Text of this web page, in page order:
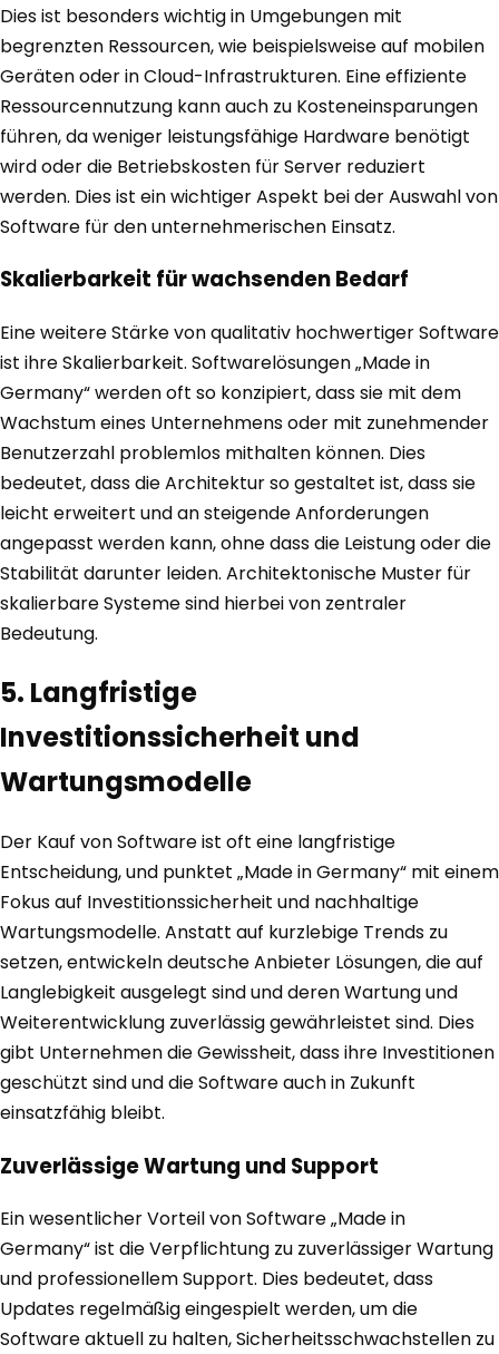
Dies ist besonders wichtig in Umgebungen mit
begrenzten Ressourcen, wie beispielsweise auf mobilen
Geräten oder in Cloud-Infrastrukturen. Eine effiziente
Ressourcennutzung kann auch zu Kosteneinsparungen
führen, da weniger leistungsfähige Hardware benötigt
wird oder die Betriebskosten für Server reduziert
werden. Dies ist ein wichtiger Aspekt bei der Auswahl von
Software für den unternehmerischen Einsatz.
Skalierbarkeit für wachsenden Bedarf
Eine weitere Stärke von qualitativ hochwertiger Software
ist ihre Skalierbarkeit. Softwarelösungen „Made in
Germany“ werden oft so konzipiert, dass sie mit dem
Wachstum eines Unternehmens oder mit zunehmender
Benutzerzahl problemlos mithalten können. Dies
bedeutet, dass die Architektur so gestaltet ist, dass sie
leicht erweitert und an steigende Anforderungen
angepasst werden kann, ohne dass die Leistung oder die
Stabilität darunter leiden. Architektonische Muster für
skalierbare Systeme sind hierbei von zentraler
Bedeutung.
5. Langfristige
Investitionssicherheit und
Wartungsmodelle
Der Kauf von Software ist oft eine langfristige
Entscheidung, und punktet „Made in Germany“ mit einem
Fokus auf Investitionssicherheit und nachhaltige
Wartungsmodelle. Anstatt auf kurzlebige Trends zu
setzen, entwickeln deutsche Anbieter Lösungen, die auf
Langlebigkeit ausgelegt sind und deren Wartung und
Weiterentwicklung zuverlässig gewährleistet sind. Dies
gibt Unternehmen die Gewissheit, dass ihre Investitionen
geschützt sind und die Software auch in Zukunft
einsatzfähig bleibt.
Zuverlässige Wartung und Support
Ein wesentlicher Vorteil von Software „Made in
Germany“ ist die Verpflichtung zu zuverlässiger Wartung
und professionellem Support. Dies bedeutet, dass
Updates regelmäßig eingespielt werden, um die
Software aktuell zu halten, Sicherheitsschwachstellen zu